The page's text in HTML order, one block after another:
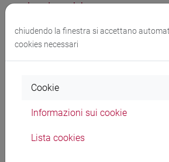
Las dos palabras
Viajera
Valparaíso
Encuentro con Maqroll en Rodas
chiudendo la finestra si accettano
cookies necessari
Cookie
Informazioni sui cookie
Lista cookies